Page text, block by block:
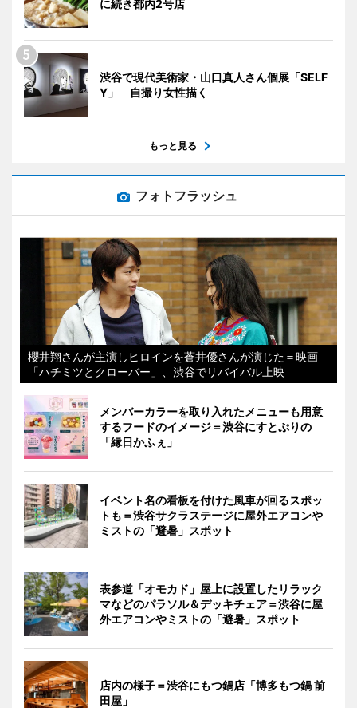
に続き都内2号店
渋谷で現代美術家・山口真人さん個展「SELF
Y」 自撮り女性描く
もっと見る
フォトフラッシュ
櫻井翔さんが主演しヒロインを蒼井優さんが演じた＝映画
「ハチミツとクローバー」、渋谷でリバイバル上映
メンバーカラーを取り入れたメニューも用意
するフードのイメージ＝渋谷にすとぷりの
「縁日かふぇ」
イベント名の看板を付けた風車が回るスポッ
トも＝渋谷サクラステージに屋外エアコンや
ミストの「避暑」スポット
表参道「オモカド」屋上に設置したリラック
マなどのパラソル＆デッキチェア＝渋谷に屋
外エアコンやミストの「避暑」スポット
店内の様子＝渋谷にもつ鍋店「博多もつ鍋 前
田屋」